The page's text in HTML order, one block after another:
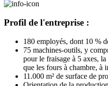
Profil de l'entreprise :
180 employés, dont 10 %
75 machines-outils, y
pour le fraisage à 5 axes,
que les fours à chambre, à
11.000 m² de surface de